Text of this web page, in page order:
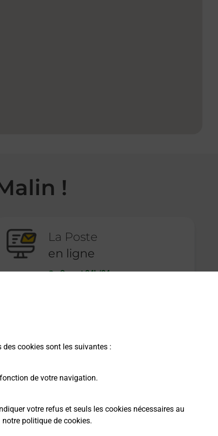
cookies sont les suivantes :
de votre navigation.
votre refus et seuls les cookies nécessaires au
notre politique de cookies.
!
La Poste
en ligne
Ouvert 24h/24